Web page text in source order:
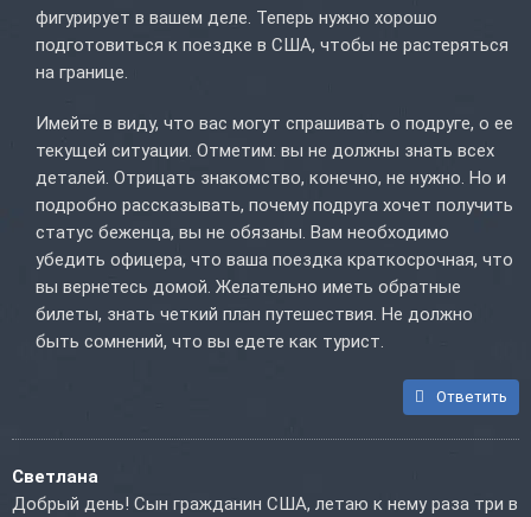
фигурирует в вашем деле. Теперь нужно хорошо
подготовиться к поездке в США, чтобы не растеряться
на границе.
Имейте в виду, что вас могут спрашивать о подруге, о ее
текущей ситуации. Отметим: вы не должны знать всех
деталей. Отрицать знакомство, конечно, не нужно. Но и
подробно рассказывать, почему подруга хочет получить
статус беженца, вы не обязаны. Вам необходимо
убедить офицера, что ваша поездка краткосрочная, что
вы вернетесь домой. Желательно иметь обратные
билеты, знать четкий план путешествия. Не должно
быть сомнений, что вы едете как турист.
Ответить
Светлана
Добрый день! Сын гражданин США, летаю к нему раза три в